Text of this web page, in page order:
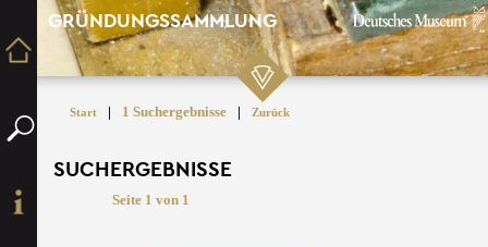
GRÜNDUNGSSAMMLUNG
Start | 1 Suchergebnisse | Zurück
SUCHERGEBNISSE
Seite 1 von 1